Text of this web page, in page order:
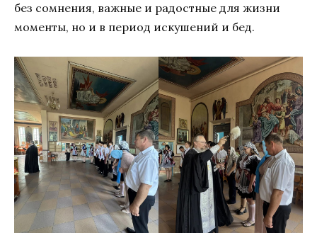
без сомнения, важные и радостные для жизни
моменты, но и в период искушений и бед.